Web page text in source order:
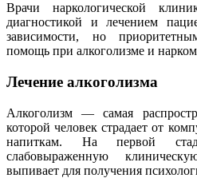
Врачи наркологической
диагностикой и лечением
зависимости, но
помощь при алкоголизме и
Лечение алкоголизма
Алкоголизм — самая
которой человек страдает от
напиткам. На первой
слабовыраженную
выпивает для получения